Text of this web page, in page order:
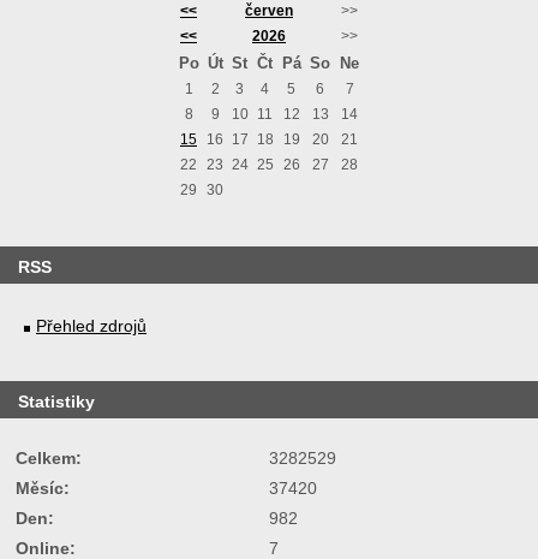
<< červen
>>
<<
2026 >>
Po Út St Čt Pá So Ne
1 2 3 4 5 6
7
8
9 10 11 12 13
14
15
16 17 18 19 20
21
22
23 24 25 26 27
28
29
30
RSS
Přehled zdrojů
Statistiky
Online: 7
Celkem:
3282529
Měsíc:
37420
Den:
982